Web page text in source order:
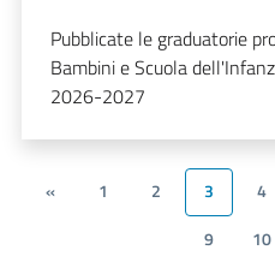
Pubblicate le graduatorie
Bambini e Scuola
2026-2027
« 1 2 3 4
9
10